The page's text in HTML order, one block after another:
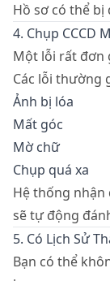
Hồ sơ có thể bị
4. Chụp CCCD
Một lỗi rất đơn
Các lỗi thường
Ảnh bị lóa
Mất góc
Mờ chữ
Chụp quá xa
Hệ thống
sẽ tự động
5. Có Lịch Sử
Bạn có thể